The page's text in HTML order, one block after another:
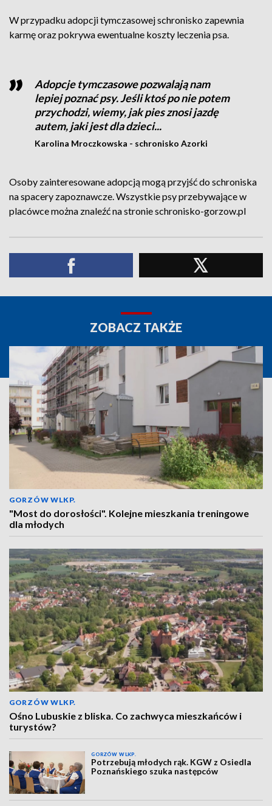
W przypadku adopcji tymczasowej schronisko zapewnia
karmę oraz pokrywa ewentualne koszty leczenia psa.
Adopcje tymczasowe pozwalają nam
lepiej poznać psy. Jeśli ktoś po nie potem
przychodzi, wiemy, jak pies znosi jazdę
autem, jaki jest dla dzieci...
Karolina Mroczkowska - schronisko Azorki
Osoby zainteresowane adopcją mogą przyjść do schroniska
na spacery zapoznawcze. Wszystkie psy przebywające w
placówce można znaleźć na stronie schronisko-gorzow.pl
ZOBACZ TAKŻE
GORZÓW WLKP.
"Most do dorosłości". Kolejne mieszkania treningowe
dla młodych
GORZÓW WLKP.
Ośno Lubuskie z bliska. Co zachwyca mieszkańców i
turystów?
GORZÓW WLKP.
Potrzebują młodych rąk. KGW z Osiedla
Poznańskiego szuka następców